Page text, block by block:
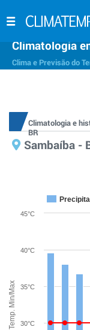
Climatologia
Clima e Previsão do
Climatologia e
BR
Sambaíba -
Temp. Min/Max 30°C
35°C
40°C
45°C